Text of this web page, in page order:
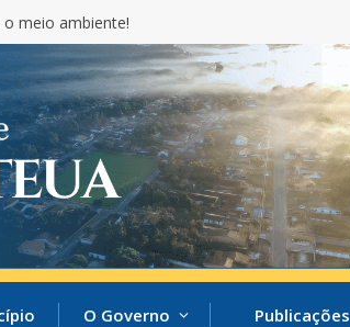
o meio ambiente!
O Governo Publicações